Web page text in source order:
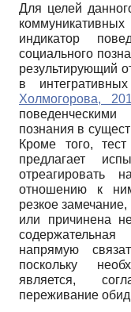
Для целей
индикатор
социального
результирующий
в
Холмогорова,
познания в
Кроме того,
предлагает
отреагировать
отношению к
резкое
или причинена
напрямую
поскольку
является,
переживание